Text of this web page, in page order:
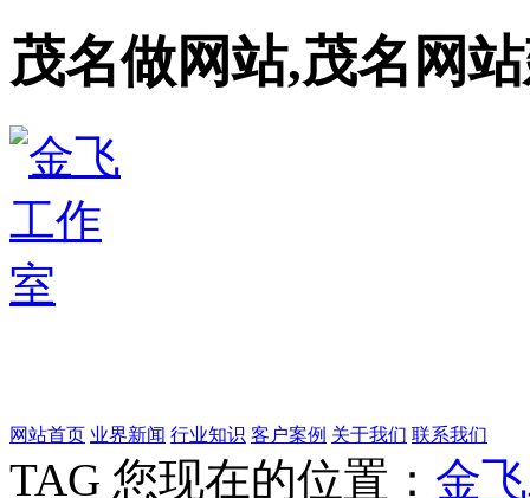
茂名做网站,茂名网
网站首页 业界新闻 行业知识 客户案例 关于我们 联系我们
TAG 您现在的位置： 金